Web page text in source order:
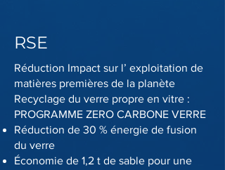
RSE
Réduction Impact sur l’ exploitation de
matières premières de la planète
Recyclage du verre propre en vitre :
PROGRAMME ZERO CARBONE VERRE
Réduction de 30 % énergie de fusion
du verre
Économie de 1,2 t de sable pour une